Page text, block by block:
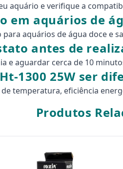
aquário e verifique a
em aquários de
aquários de água doce e
antes de
e aguardar cerca de 10
1300 25W ser
temperatura, eficiência
Produtos